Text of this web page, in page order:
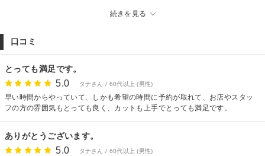
続きを見る
備の消毒、受付数の調節、席の間隔の確保、最低限のスタッフの出勤調整、
ます。当店は全席半個室です。他のお客様との距離も確保出来ております。
御来店時、施術中のマスク着用とお客様の検温をお願いしております！！
口コミ
とっても満足です。
5.0 タナさん / 60代以上 (男性)
早い時間からやっていて、しかも希望の時間に予約が取れて、お店やスタッ
フの方の雰囲気もとっても良く、カットも上手でとっても満足です。
ありがとうございます。
5.0 タナさん / 60代以上 (男性)